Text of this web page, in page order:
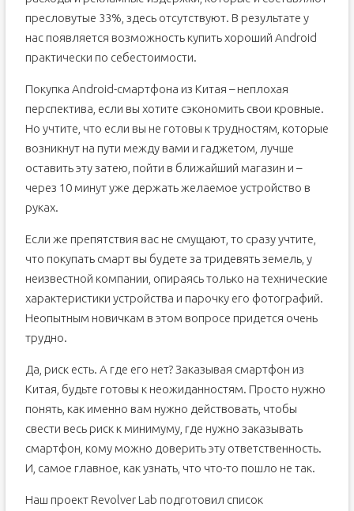
пресловутые 33%, здесь отсутствуют. В результате у
нас появляется возможность купить хороший Android
практически по себестоимости.
Покупка Android-смартфона из Китая – неплохая
перспектива, если вы хотите сэкономить свои кровные.
Но учтите, что если вы не готовы к трудностям, которые
возникнут на пути между вами и гаджетом, лучше
оставить эту затею, пойти в ближайший магазин и –
через 10 минут уже держать желаемое устройство в
руках.
Если же препятствия вас не смущают, то сразу учтите,
что покупать смарт вы будете за тридевять земель, у
неизвестной компании, опираясь только на технические
характеристики устройства и парочку его фотографий.
Неопытным новичкам в этом вопросе придется очень
трудно.
Да, риск есть. А где его нет? Заказывая смартфон из
Китая, будьте готовы к неожиданностям. Просто нужно
понять, как именно вам нужно действовать, чтобы
свести весь риск к минимуму, где нужно заказывать
смартфон, кому можно доверить эту ответственность.
И, самое главное, как узнать, что что-то пошло не так.
Наш проект Revolver Lab подготовил список